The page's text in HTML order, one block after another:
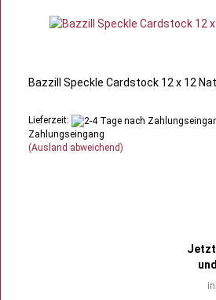
Bazzill Speckle Cardstock 12 x 12
Lieferzeit:
Zahlungseingang
(Ausland abweichend)
Jetzt